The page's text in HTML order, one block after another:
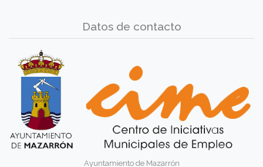
Datos de contacto
Ayuntamiento de Mazarrón